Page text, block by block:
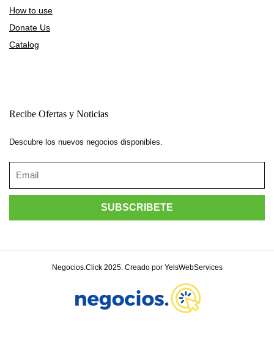
How to use
Donate Us
Catalog
Recibe Ofertas y Noticias
Descubre los nuevos negocios disponibles.
Negocios.Click 2025. Creado por YelsWebServices